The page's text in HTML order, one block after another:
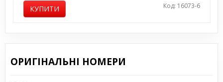
КУПИТИ Код: 16073-6
ОРИГІНАЛЬНІ НОМЕРИ